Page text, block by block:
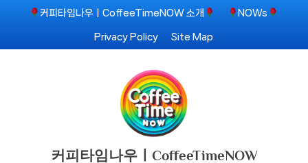
content
커피타임나우ㅣCoffeeTimeNOW 소개 NOWs
Privacy Policy Site Map
커피타임나우ㅣCoffeeTimeNOW